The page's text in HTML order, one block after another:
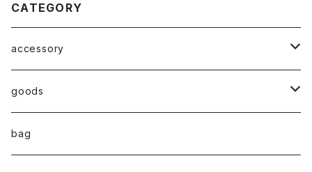
CATEGORY
accessory
◇ZERO series◇
◇enclosure series◇(封入)
goods
broach
bag